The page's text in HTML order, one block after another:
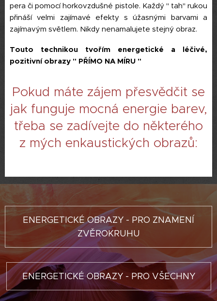
pera či pomocí horkovzdušné pistole. Každý " tah" rukou
přináší velmi zajímavé efekty s úžasnými barvami a
zajímavým světlem. Nikdy nenamalujete stejný obraz.
Touto technikou tvořím energetické a léčivé,
pozitivní obrazy " PŘÍMO NA MÍRU "
Pokud máte zájem přesvědčit se
jak funguje mocná energie barev,
třeba se zadívejte do některého
z mých enkaustických obrazů:
ENERGETICKÉ OBRAZY - PRO ZNAMENÍ
ZVĚROKRUHU
ENERGETICKÉ OBRAZY - PRO VŠECHNY